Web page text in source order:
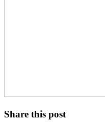
Share this post